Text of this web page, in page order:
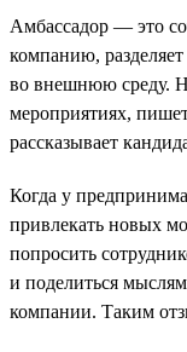
Амбассадор — это
компанию,
во внешнюю среду.
мероприятиях,
рассказывает
Когда у
привлекать новых
попросить
и поделиться
компании. Таким